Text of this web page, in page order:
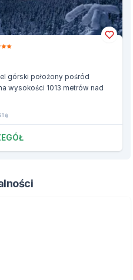
górski położony pośród
wysokości 1013 metrów nad